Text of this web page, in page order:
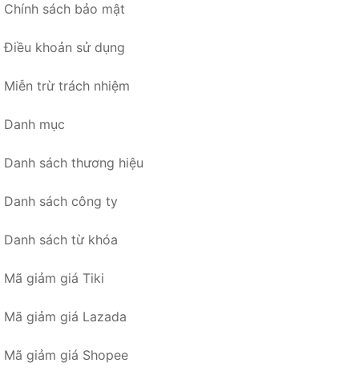
Chính sách bảo mật
Điều khoản sử dụng
Miễn trừ trách nhiệm
Danh mục
Danh sách thương hiệu
Danh sách công ty
Danh sách từ khóa
Mã giảm giá Tiki
Mã giảm giá Lazada
Mã giảm giá Shopee